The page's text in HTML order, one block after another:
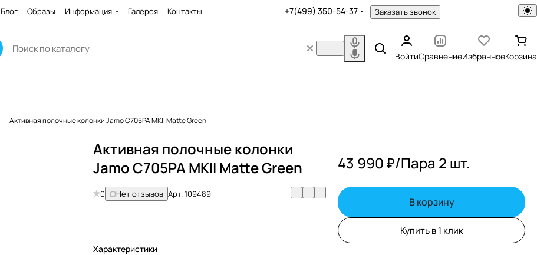
Блог Образы Информация Галерея Контакты +7(499) 350-54-37 Заказать звонок
ВойтиСравнениеИзбранноеКорзина
Активная полочные колонки Jamo C705PA MKII Matte Green
Активная полочные колонки
Jamo C705PA MKII Matte Green
0 Нет отзывов Арт.109489
Характеристики
43 990 ₽/Пара 2 шт.
В корзину
Купить в 1 клик